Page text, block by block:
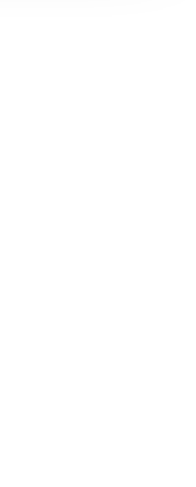
için Ayarlar
ilgili